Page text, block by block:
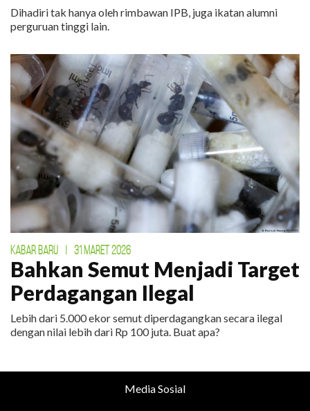
Dihadiri tak hanya oleh rimbawan IPB, juga ikatan alumni
perguruan tinggi lain.
KABAR BARU | 31 MARET 2026
Bahkan Semut Menjadi Target
Perdagangan Ilegal
Lebih dari 5.000 ekor semut diperdagangkan secara ilegal
dengan nilai lebih dari Rp 100 juta. Buat apa?
Media Sosial